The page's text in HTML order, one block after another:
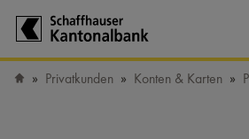
Privatkunden Konten & Karten